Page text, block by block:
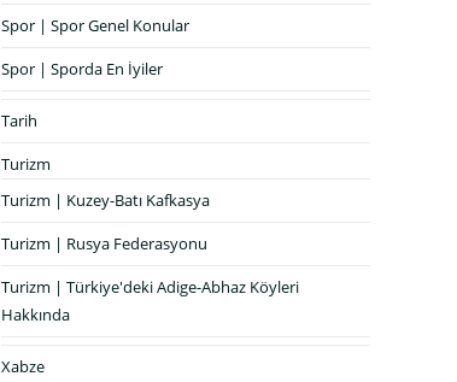
Spor | Spor Genel Konular
Spor | Sporda En İyiler
Tarih
Turizm
Turizm | Kuzey-Batı Kafkasya
Turizm | Rusya Federasyonu
Turizm | Türkiye'deki Adige-Abhaz Köyleri
Hakkında
Xabze